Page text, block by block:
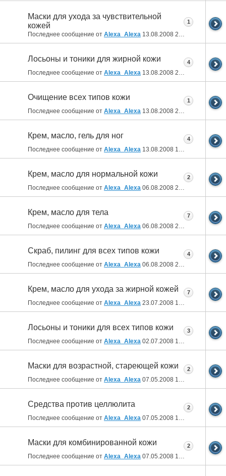
Маски для ухода за чувствительной
кожей
Последнее сообщение от Alexa_Alexa 13.08.2008 21:38
1
Лосьоны и тоники для жирной кожи
Последнее сообщение от Alexa_Alexa 13.08.2008 21:21
4
Очищение всех типов кожи
Последнее сообщение от Alexa_Alexa 13.08.2008 21:19
1
Крем, масло, гель для ног
Последнее сообщение от Alexa_Alexa 13.08.2008 17:39
4
Крем, масло для нормальной кожи
Последнее сообщение от Alexa_Alexa 06.08.2008 21:21
2
Крем, масло для тела
Последнее сообщение от Alexa_Alexa 06.08.2008 20:58
7
Скраб, пилинг для всех типов кожи
Последнее сообщение от Alexa_Alexa 06.08.2008 20:56
4
Крем, масло для ухода за жирной кожей
Последнее сообщение от Alexa_Alexa 23.07.2008 15:34
7
Лосьоны и тоники для всех типов кожи
Последнее сообщение от Alexa_Alexa 02.07.2008 12:41
3
Маски для возрастной, стареющей кожи
Последнее сообщение от Alexa_Alexa 07.05.2008 16:29
2
Средства против целлюлита
Последнее сообщение от Alexa_Alexa 07.05.2008 16:28
2
Маски для комбинированной кожи
Последнее сообщение от Alexa_Alexa 07.05.2008 16:26
2